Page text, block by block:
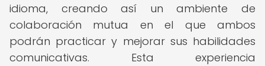
idioma, creando así un ambiente de
colaboración mutua en el que ambos
podrán practicar y mejorar sus habilidades
comunicativas. Esta experiencia